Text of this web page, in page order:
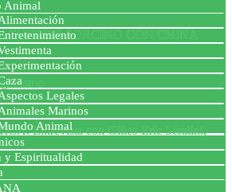
PORCINO CON CHINA
Entrevista con Gilles-Eric Séralini,
Animal
Legales
Marinos
Animal
y Espiritualidad